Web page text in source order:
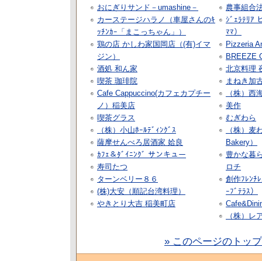
おにぎりサンド－umashine－
カーステージハラノ（車屋さんのｷ
ｯﾁﾝｶｰ「まこっちゃん」）
鶏の店 かしわ家国岡店（(有)イマ
ジン）
酒処 和ん家
喫茶 珈琲院
Cafe Cappuccino(カフェカプチー
ノ）稲美店
喫茶グラス
（株）小山ﾎｰﾙﾃﾞｨﾝｸﾞｽ
薩摩せんべろ居酒家 姶良
ｶﾌｪ＆ﾀﾞｲﾆﾝｸﾞ サンキュー
寿司たつ
ターンベリー８６
(株)大安（順記台湾料理）
やきとり大吉 稲美町店
農事組合
ｼﾞｪﾗﾃﾘｱ
ﾏﾏ）
Pizzeria
BREEZE
北京料理
まねき加
（株）西
美作
むぎわら
（株）麦
Bakery）
豊かな暮
ロチ
創作ﾌﾚﾝﾁ
ｰﾌﾞﾃﾗｽ）
（株）レ
» このページのトッ